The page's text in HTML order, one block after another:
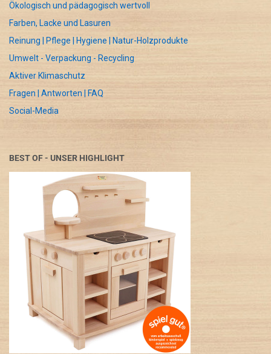
Ökologisch und pädagogisch wertvoll
Farben, Lacke und Lasuren
Reinung | Pflege | Hygiene | Natur-Holzprodukte
Umwelt - Verpackung - Recycling
Aktiver Klimaschutz
Fragen | Antworten | FAQ
Social-Media
BEST OF - UNSER HIGHLIGHT